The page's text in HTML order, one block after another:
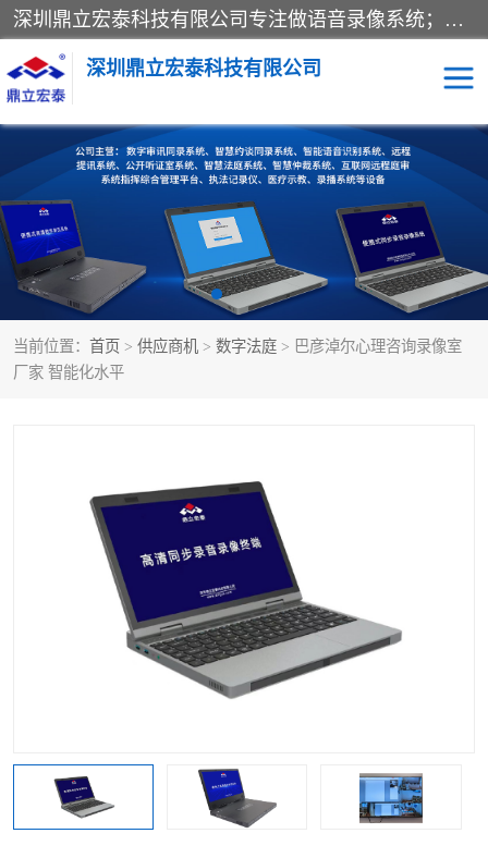
深圳鼎立宏泰科技有限公司专注做语音录像系统；主要服务有：约谈室同步录音录像系统、设计数字询问同步录音录像、数字约谈室同步录音录像、公开听证室、智慧庭审、智能语音识别转写、远程提讯（提审）、记录仪、远程指挥综合管理平台、录播系统等
深圳鼎立宏泰科技有限公司
当前位置： 首页 > 供应商机 > 数字法庭 > 巴彦淖尔心理咨询录像室
厂家 智能化水平
同步录音录像设备 便携式审讯设备
数字法庭 听证室
远程提讯 语音识别